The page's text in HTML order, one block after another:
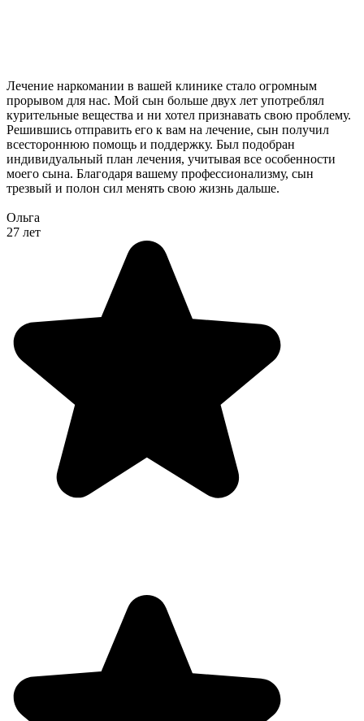
Лечение наркомании в вашей клинике стало огромным
прорывом для нас. Мой сын больше двух лет употреблял
курительные вещества и ни хотел признавать свою проблему.
Решившись отправить его к вам на лечение, сын получил
всестороннюю помощь и поддержку. Был подобран
индивидуальный план лечения, учитывая все особенности
моего сына. Благодаря вашему профессионализму, сын
трезвый и полон сил менять свою жизнь дальше.
Ольга
27 лет